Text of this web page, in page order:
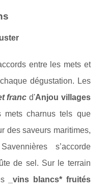
entre les mets et
dégustation. Les
franc d'Anjou villages
mets charnus tels que
des saveurs maritimes,
s’accorde
de sel. Sur le terrain
_vins blancs* fruités